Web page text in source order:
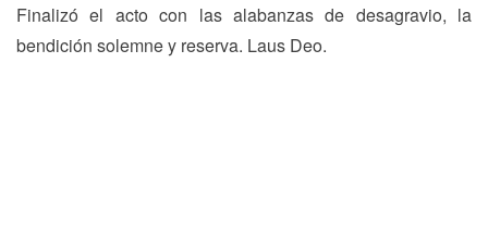
Finalizó el acto con las alabanzas de desagravio, la
bendición solemne y reserva. Laus Deo.